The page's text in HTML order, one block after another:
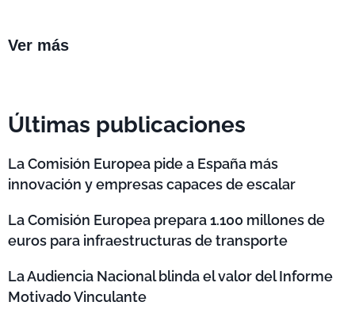
Ver más
Últimas publicaciones
La Comisión Europea pide a España más
innovación y empresas capaces de escalar
La Comisión Europea prepara 1.100 millones de
euros para infraestructuras de transporte
La Audiencia Nacional blinda el valor del Informe
Motivado Vinculante